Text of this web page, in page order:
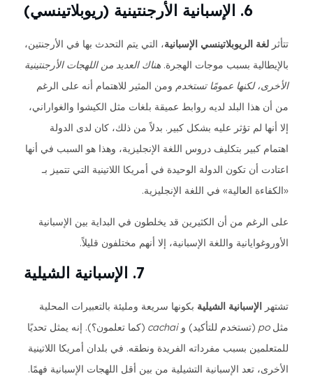
6. الإسبانية الأرجنتينية (ريوبلاتينسي)
تتأثر لغة الريوبلاتينسي الإسبانية، التي يتم التحدث بها في الأرجنتين،
بالإيطالية بسبب موجات الهجرة. هناك العديد من اللهجات الأرجنتينية
الأخرى، لكنها عمومًا تستخدم ومن المثير للاهتمام أنه على الرغم
من أن هذا البلد لديه روابط عميقة بلغات مثل الكيشوا والغواراني،
إلا أنها لم تؤثر عليه بشكل كبير. بدلاً من ذلك، كان لدى الدولة
اهتمام كبير بتكليف دروس اللغة الإنجليزية، وهذا هو السبب في أنها
اعتادت أن تكون الدولة الوحيدة في أمريكا اللاتينية التي تتميز بـ
«الكفاءة العالية» في اللغة الإنجليزية.
على الرغم من أن الكثيرين قد يخلطون في البداية بين الإسبانية
الأوروغوايانية واللغة الإسبانية، إلا أنهم مختلفون قليلاً.
7. الإسبانية الشيلية
تشتهر الإسبانية الشيلية بكونها سريعة ومليئة بالتعبيرات المحلية
مثل po (تستخدم للتأكيد) و cachai (كما تعلمون؟). إنه يمثل تحديًا
للمتعلمين بسبب مفرداته الفريدة ونطقه. في بلدان أمريكا اللاتينية
الأخرى، تعد الإسبانية التشيلية من بين أقل اللهجات الإسبانية فهمًا.